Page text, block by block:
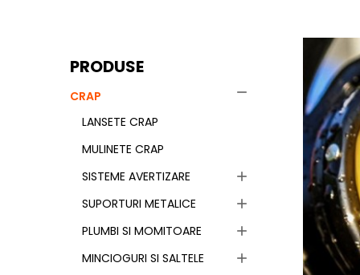
PRODUSE
CRAP

LANSETE CRAP
MULINETE CRAP
SISTEME AVERTIZARE

SUPORTURI METALICE

PLUMBI SI MOMITOARE

MINCIOGURI SI SALTELE
